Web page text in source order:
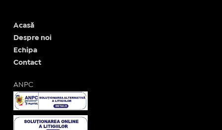
Acasă
Despre noi
Echipa
Contact
ANPC